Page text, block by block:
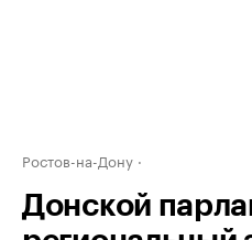
Ростов-на-Дону
Донской